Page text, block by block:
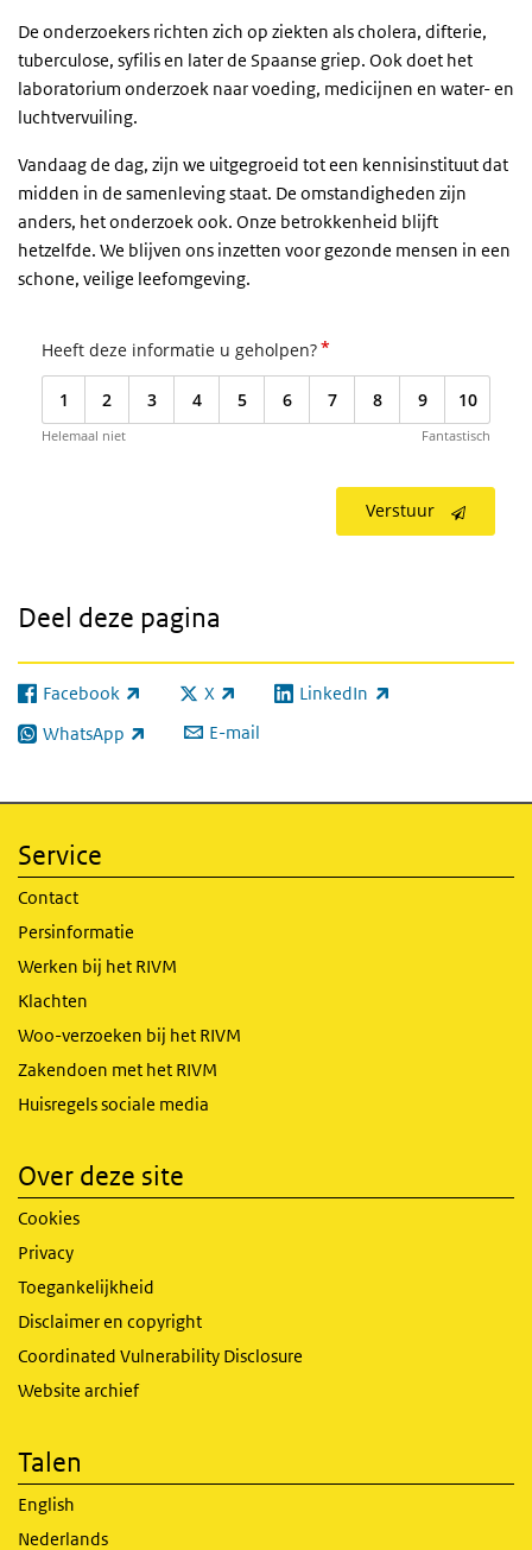
De onderzoekers richten zich op ziekten als cholera, difterie,
tuberculose, syfilis en later de Spaanse griep. Ook doet het
laboratorium onderzoek naar voeding, medicijnen en water- en
luchtvervuiling.
Vandaag de dag, zijn we uitgegroeid tot een kennisinstituut dat
midden in de samenleving staat. De omstandigheden zijn
anders, het onderzoek ook. Onze betrokkenheid blijft
hetzelfde. We blijven ons inzetten voor gezonde mensen in een
schone, veilige leefomgeving.
Heeft deze informatie u geholpen?*
1 2 3 4 5 6 7 8 9 10
Helemaal niet Fantastisch
Verstuur
Deel deze pagina
Facebook
(externe link) X
(externe link) LinkedIn
(externe link)
WhatsApp
(externe link) E-mail
Service
Contact
Persinformatie
Werken bij het RIVM
Klachten
Woo-verzoeken bij het RIVM
Zakendoen met het RIVM
Huisregels sociale media
Over deze site
Cookies
Privacy
Toegankelijkheid
Disclaimer en copyright
Coordinated Vulnerability Disclosure
Website archief
Talen
English
Nederlands